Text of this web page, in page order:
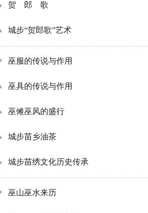
贺 郎 歌
城步“贺郎歌”艺术
巫服的传说与作用
巫具的传说与作用
巫傩巫风的盛行
城步苗乡油茶
城步苗绣文化历史传承
巫山巫水来历